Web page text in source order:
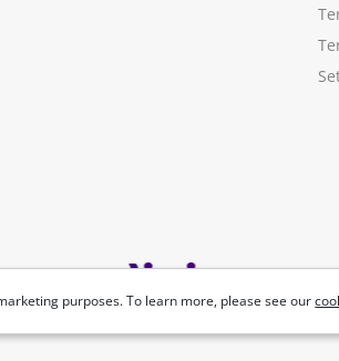
purposes. To learn more, please see our